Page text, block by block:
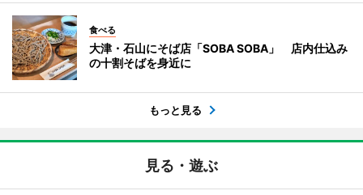
食べる
大津・石山にそば店「SOBA SOBA」 店内仕込み
の十割そばを身近に
もっと見る
見る・遊ぶ